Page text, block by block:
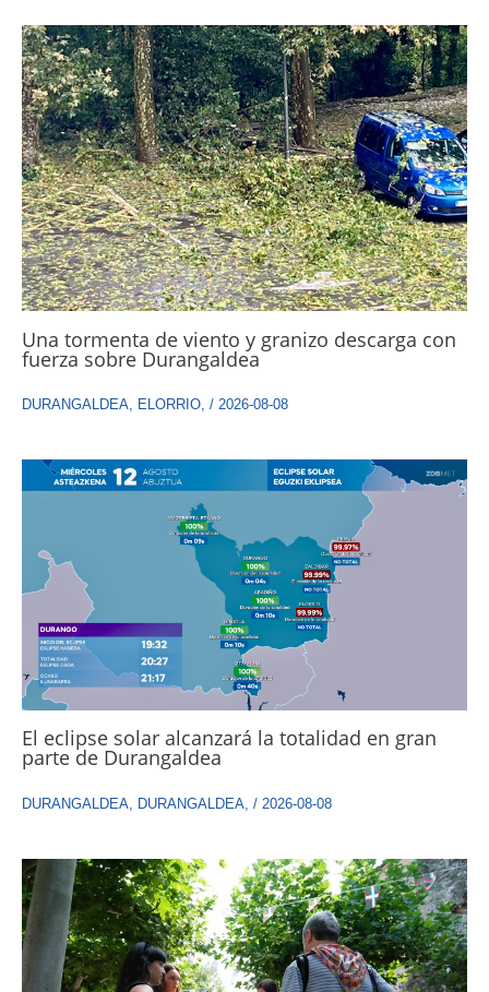
Una tormenta de viento y granizo descarga con
fuerza sobre Durangaldea
DURANGALDEA ELORRIO / 2026-08-08
El eclipse solar alcanzará la totalidad en gran
parte de Durangaldea
DURANGALDEA DURANGALDEA / 2026-08-08